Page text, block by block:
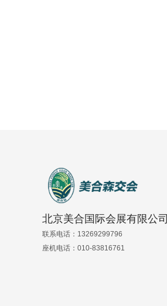
北京美合国际会展有限公司
联系电话：13269299796
座机电话：010-83816761